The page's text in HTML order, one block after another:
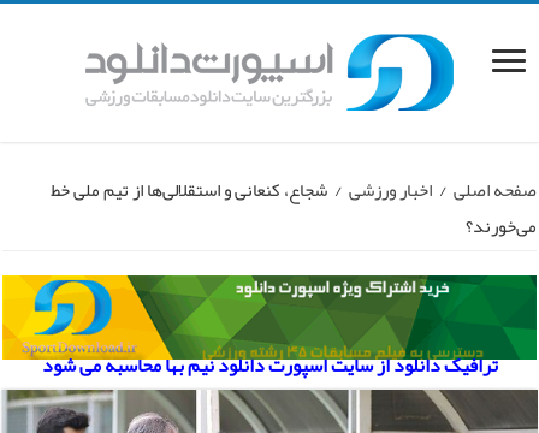
صفحه اصلی / اخبار ورزشی / شجاع، کنعانی و استقلالی‌ها از تیم ملی خط
می‌خورند؟
ترافیک دانلود از سایت اسپورت دانلود نیم بها محاسبه می شود